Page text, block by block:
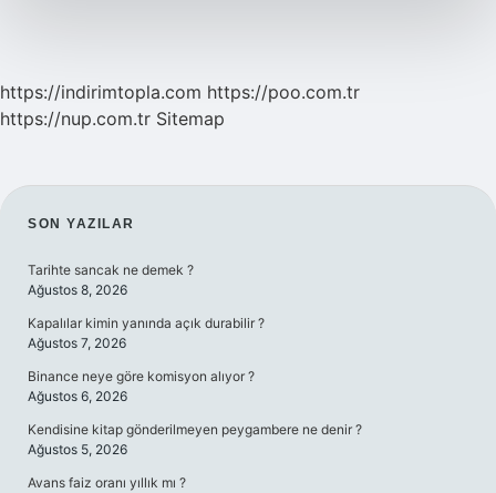
https://indirimtopla.com https://poo.com.tr
https://nup.com.tr Sitemap
SIDEBAR
SON YAZILAR
Tarihte sancak ne demek ?
Ağustos 8, 2026
Kapalılar kimin yanında açık durabilir ?
Ağustos 7, 2026
Binance neye göre komisyon alıyor ?
Ağustos 6, 2026
Kendisine kitap gönderilmeyen peygambere ne denir ?
Ağustos 5, 2026
Avans faiz oranı yıllık mı ?